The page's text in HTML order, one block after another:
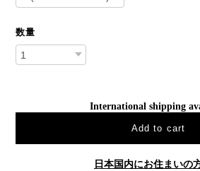
数量
International shipping
Add to cart
日本国内にお住まいの